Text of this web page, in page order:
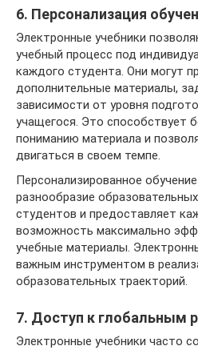
6. Персонализация
Электронные учебники
учебный процесс под
каждого студента. Они могут
дополнительные материалы,
зависимости от уровня
учащегося. Это способствует
пониманию материала и
двигаться в своем темпе.
Персонализированное
разнообразие
студентов и предоставляет
возможность максимально
учебные материалы.
важным инструментом в
образовательных траекторий.
7. Доступ к глобальным
Электронные учебники часто